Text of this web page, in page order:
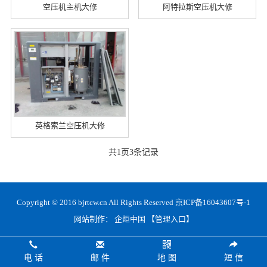
空压机主机大修 阿特拉斯空压机大修
英格索兰空压机大修
共1 页3条记录
Copyright © 2016 bjrtcw.cn All Rights Reserved 京ICP备16043607号-1
网站制作： 企炬中国 【管理入口】
电 话 邮 件 地 图 短 信